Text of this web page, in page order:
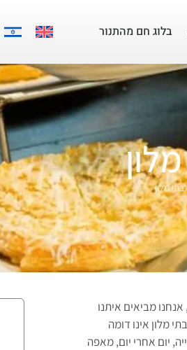
בלוג חם מהתנור
מלון
מביאים איתנו
מלון אינו דומה
יום אחרי יום, מאפה